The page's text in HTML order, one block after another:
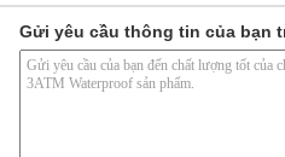
Gửi yêu cầu thông tin của bạn